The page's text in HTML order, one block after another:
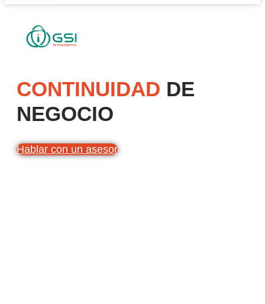
CONTINUIDAD DE
NEGOCIO
Hablar con un asesor